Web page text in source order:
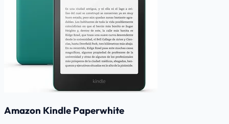
Amazon Kindle Paperwhite